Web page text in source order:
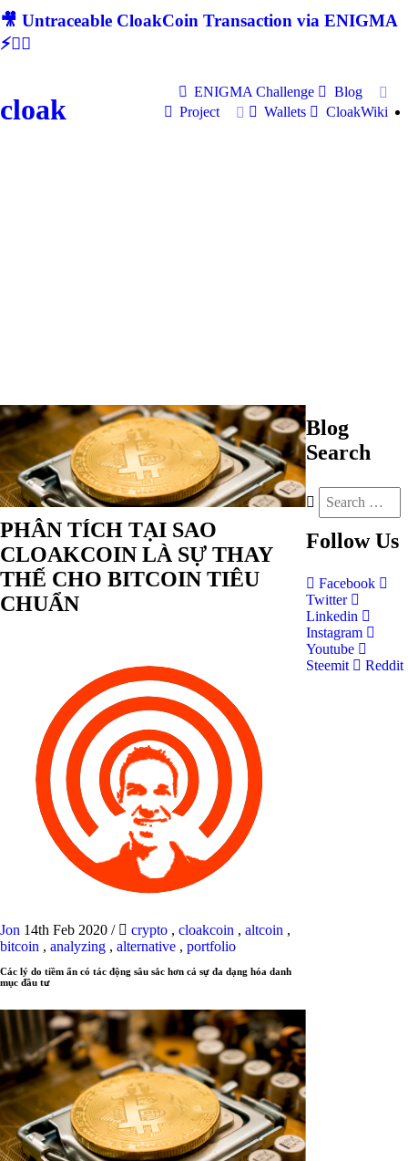
🎥 Untraceable CloakCoin Transaction via ENIGMA
⚡🕵‍♂
cloak
ENIGMA Challenge
Blog
Project
Wallets CloakWiki
PHÂN TÍCH TẠI SAO
CLOAKCOIN LÀ SỰ THAY
THẾ CHO BITCOIN TIÊU
CHUẨN
Jon 14th Feb 2020 / crypto , cloakcoin , altcoin ,
bitcoin , analyzing , alternative , portfolio
Các lý do tiềm ẩn có tác động sâu sắc hơn cả sự đa dạng hóa danh
mục đầu tư
Blog
Search
Follow Us
Facebook
Twitter
Linkedin
Instagram
Youtube
Steemit
Reddit